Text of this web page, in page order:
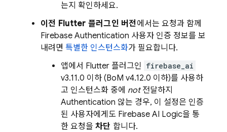
는지 확인하세요.
이전 Flutter 플러그인 버전에서는 요청과 함께
Firebase Authentication 사용자 인증 정보를 보
내려면 특별한 인스턴스화가 필요합니다.
앱에서 Flutter 플러그인 firebase_ai
v3.11.0 이하 (BoM v4.12.0 이하)를 사용하
고 인스턴스화 중에 not전달하지
Authentication 않는 경우, 이 설정은 인증
된 사용자에게도 Firebase AI Logic을 통
한 요청을 차단 합니다.